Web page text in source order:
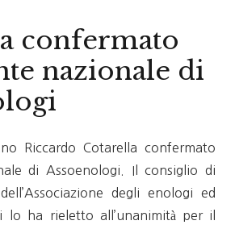
confermato
nazionale di
Riccardo Cotarella confermato
di Assoenologi. Il consiglio di
degli enologi ed
lo ha rieletto all’unanimità per il